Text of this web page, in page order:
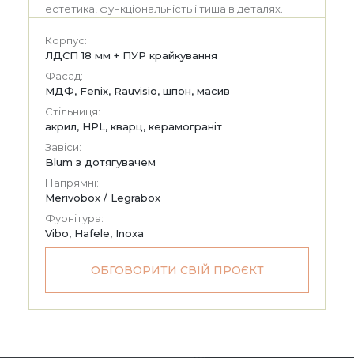
естетика, функціональність і тиша в деталях.
Корпус:
ЛДСП 18 мм + ПУР крайкування
Фасад:
МДФ, Fenix, Rauvisio, шпон, масив
Стільниця:
акрил, HPL, кварц, керамограніт
Завіси:
Blum з дотягувачем
Напрямні:
Merivobox / Legrabox
Фурнітура:
Vibo, Hafele, Inoxa
ОБГОВОРИТИ СВІЙ ПРОЄКТ